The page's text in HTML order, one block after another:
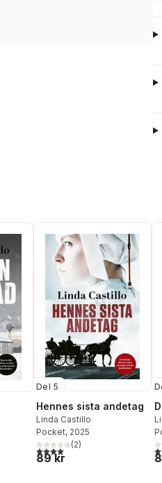
antal röster:
Del 5
Hennes sista andetag
Linda Castillo
Pocket, 2025
4,0utav 5 stjärnor. Totalt antal
(2)
89 kr